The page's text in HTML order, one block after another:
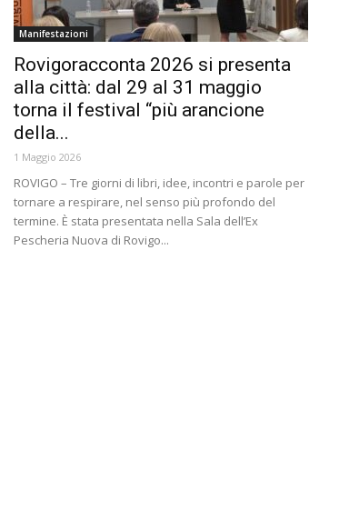
Manifestazioni
Rovigoracconta 2026 si presenta
alla città: dal 29 al 31 maggio
torna il festival “più arancione
della...
1 Maggio 2026
ROVIGO – Tre giorni di libri, idee, incontri e parole per
tornare a respirare, nel senso più profondo del
termine. È stata presentata nella Sala dell’Ex
Pescheria Nuova di Rovigo...